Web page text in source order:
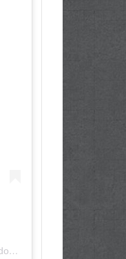
Una publicación compartida de elespectadordepanama (@elespectadordepanama)